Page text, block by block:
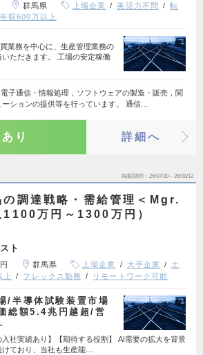
群馬県 上場企業 英語力不問
転
年収600万以上
業務を中心に、生産管理業務の
ただきます。 工場の安定稼働
電子通信・情報処理，ソフトウェアの製造・販売，関
ションの提供等を行っています。 通信…
り 詳細へ
掲載期間 26/07/30～26/08/12
の調達戦略・需給管理＜Mgr.
1100万円～1300万円）
ト
群馬県 上場企業 大手企業
土
上 フレックス勤務 リモートワーク可能
/半導体試験装置市場
総額5.4兆円越超/営
入社実績あり】【期待する役割】 AI需要の拡大を背景
ており、当社も生産能…